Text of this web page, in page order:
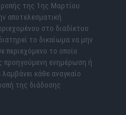
της 1ης Μαρτίου
αποτελεσματική
στο διαδίκτυο
το δικαίωμα να μην
περιεχόμενο το οποίο
προηγούμενη ενημέρωση ή
κάθε αναγκαίο
της διάδοσης